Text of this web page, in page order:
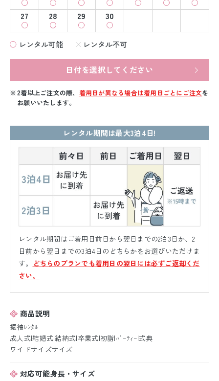
27
28 29 30
レンタル可能 レンタル不可
日付を選択してください
2着以上ご注文の際、 着用日が異なる場合は着用日ごとにご注文を
お願いいたします。
レンタル期間は最大3泊4日!
レンタル期間はご着用日前日から翌日までの2泊3日か、2
日前から翌日までの3泊4日のどちらかをお選びいただけま
す。
どちらのプランでも着用日の翌日には必ずご返却くだ
さい。
商品説明
振袖ﾚﾝﾀﾙ
成人式|結婚式|結納式|卒業式|初詣|ﾊﾟｰﾃｨｰ|式典
ワイドサイズサイズ
対応可能身長・サイズ